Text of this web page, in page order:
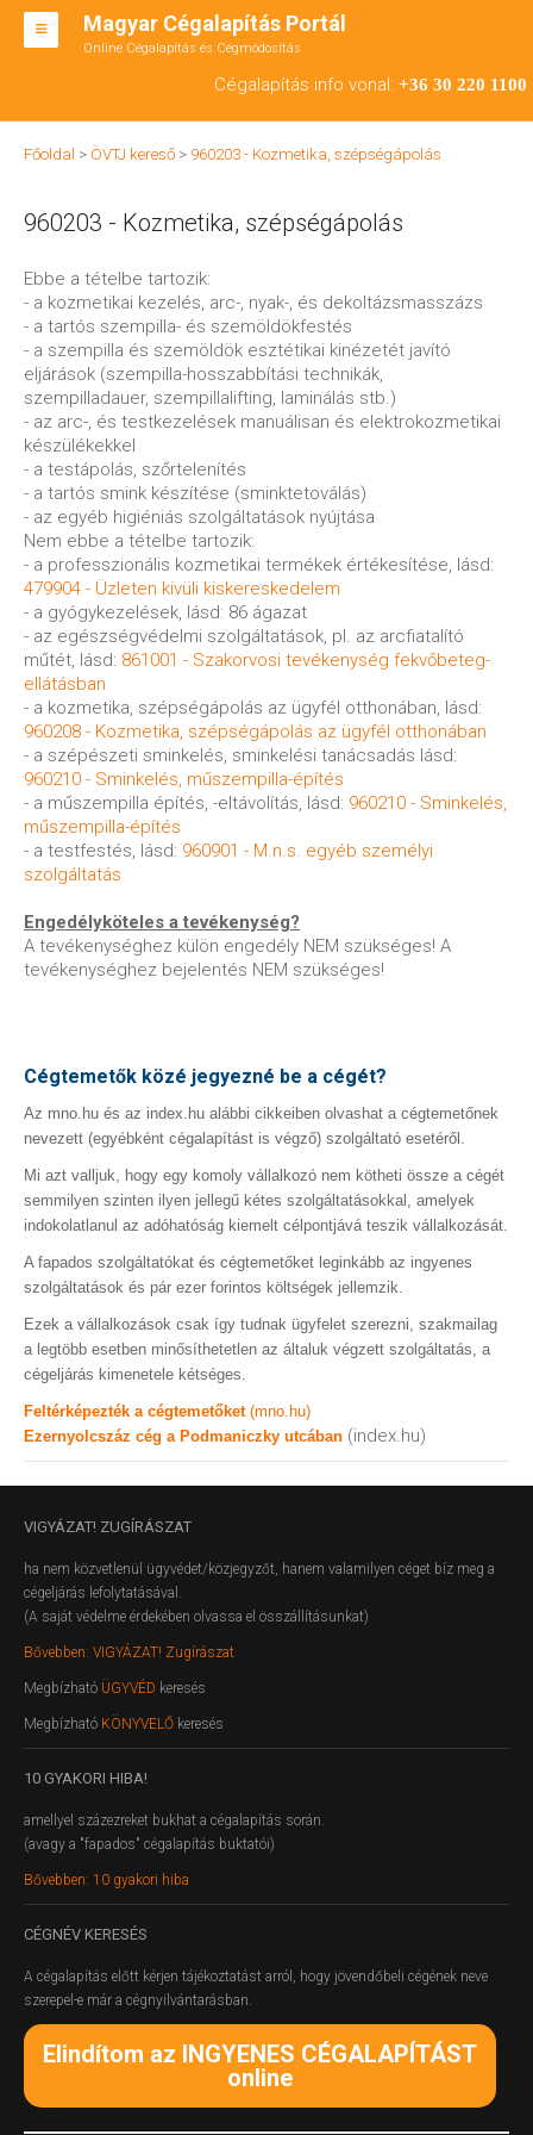
Magyar Cégalapítás Portál
Online Cégalapítás és Cégmódosítás
Cégalapítás info vonal: +36 30 220 1100
BT ALAPÍTÁS
CÉGMÓDOSÍTÁS
ÁTALAKULÁS
TEÁOR SZÁMOK '08
ENGEDÉLYKÖTELES
KAPCSOLAT
IRODÁK
Főoldal > ÖVTJ kereső > 960203 - Kozmetika, szépségápolás
960203 - Kozmetika, szépségápolás
Ebbe a tételbe tartozik:
- a kozmetikai kezelés, arc-, nyak-, és dekoltázsmasszázs
- a tartós szempilla- és szemöldökfestés
- a szempilla és szemöldök esztétikai kinézetét javító
eljárások (szempilla-hosszabbítási technikák,
szempilladauer, szempillalifting, laminálás stb.)
- az arc-, és testkezelések manuálisan és elektrokozmetikai
készülékekkel
- a testápolás, szőrtelenítés
- a tartós smink készítése (sminktetoválás)
- az egyéb higiéniás szolgáltatások nyújtása
Nem ebbe a tételbe tartozik:
- a professzionális kozmetikai termékek értékesítése, lásd:
479904 - Üzleten kivüli kiskereskedelem
- a gyógykezelések, lásd: 86 ágazat
- az egészségvédelmi szolgáltatások, pl. az arcfiatalító
műtét, lásd: 861001 - Szakorvosi tevékenység fekvőbeteg-
ellátásban
- a kozmetika, szépségápolás az ügyfél otthonában, lásd:
960208 - Kozmetika, szépségápolás az ügyfél otthonában
- a szépészeti sminkelés, sminkelési tanácsadás lásd:
960210 - Sminkelés, műszempilla-építés
- a műszempilla építés, -eltávolítás, lásd: 960210 - Sminkelés,
műszempilla-építés
- a testfestés, lásd: 960901 - M.n.s. egyéb személyi
szolgáltatás
Engedélyköteles a tevékenység?
A tevékenységhez külön engedély NEM szükséges! A
tevékenységhez bejelentés NEM szükséges!
Cégtemetők közé jegyezné be a cégét?
Az mno.hu és az index.hu alábbi cikkeiben olvashat a cégtemetőnek
nevezett (egyébként cégalapítást is végző) szolgáltató esetéről.
Mi azt valljuk, hogy egy komoly vállalkozó nem kötheti össze a cégét
semmilyen szinten ilyen jellegű kétes szolgáltatásokkal, amelyek
indokolatlanul az adóhatóság kiemelt célpontjává teszik vállalkozását.
A fapados szolgáltatókat és cégtemetőket leginkább az ingyenes
szolgáltatások és pár ezer forintos költségek jellemzik.
Ezek a vállalkozások csak így tudnak ügyfelet szerezni, szakmailag
a legtöbb esetben minősíthetetlen az általuk végzett szolgáltatás, a
cégeljárás kimenetele kétséges.
Feltérképezték a cégtemetőket (mno.hu)
Ezernyolcszáz cég a Podmaniczky utcában (index.hu)
VIGYÁZAT! ZUGÍRÁSZAT
ha nem közvetlenül ügyvédet/közjegyzőt, hanem valamilyen céget bíz meg a
cégeljárás lefolytatásával.
(A saját védelme érdekében olvassa el összállításunkat)
Bővebben: VIGYÁZAT! Zugírászat
Megbízható ÜGYVÉD keresés
Megbízható KÖNYVELŐ keresés
10 GYAKORI HIBA!
amellyel százezreket bukhat a cégalapítás során.
(avagy a "fapados" cégalapítás buktatói)
Bővebben: 10 gyakori hiba
CÉGNÉV KERESÉS
A cégalapítás előtt kérjen tájékoztatást arról, hogy jövendőbeli cégének neve
szerepel-e már a cégnyilvántarásban.
Elindítom az INGYENES CÉGALAPÍTÁST
online